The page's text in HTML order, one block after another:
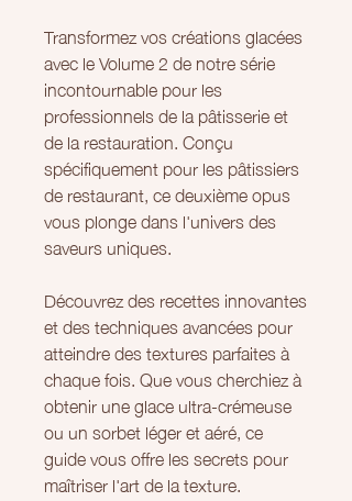
Transformez vos créations glacées
avec le Volume 2 de notre série
incontournable pour les
professionnels de la pâtisserie et
de la restauration. Conçu
spécifiquement pour les pâtissiers
de restaurant, ce deuxième opus
vous plonge dans l'univers des
saveurs uniques.
Découvrez des recettes innovantes
et des techniques avancées pour
atteindre des textures parfaites à
chaque fois. Que vous cherchiez à
obtenir une glace ultra-crémeuse
ou un sorbet léger et aéré, ce
guide vous offre les secrets pour
maîtriser l'art de la texture.